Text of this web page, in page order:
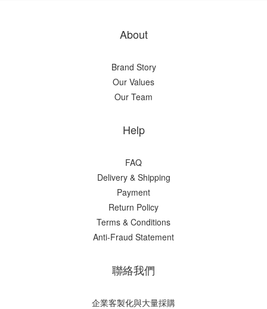
About
Brand Story
Our Values
Our Team
Help
FAQ
Delivery & Shipping
Payment
Return Policy
Terms & Conditions
Anti-Fraud Statement
聯絡我們
企業客製化與大量採購